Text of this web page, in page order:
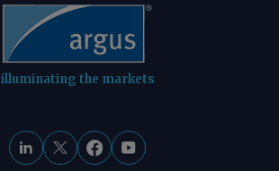
illuminating the markets